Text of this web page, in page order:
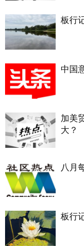
板行
中国
加美
大？
八月
板行